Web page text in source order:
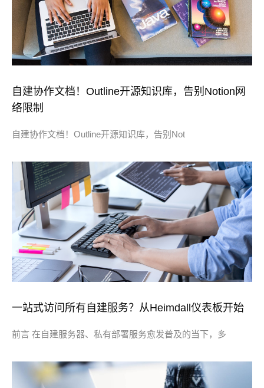
自建协作文档！Outline开源知识库，告别Notion网
络限制
自建协作文档！Outline开源知识库，告别Not
一站式访问所有自建服务？从Heimdall仪表板开始
前言 在自建服务器、私有部署服务愈发普及的当下，多